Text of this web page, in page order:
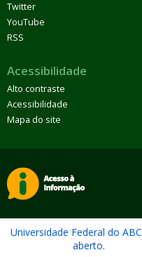
Twitter
YouTube
RSS
Acessibilidade
Alto contraste
Acessibilidade
Mapa do site
Universidade Federal do ABC
aberto.